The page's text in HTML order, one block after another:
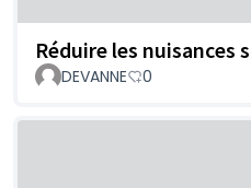
Réduire les nuisances
DEVANNE 0